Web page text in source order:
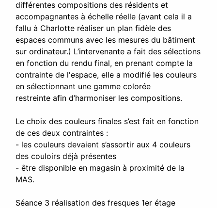
différentes compositions des résidents et
accompagnantes à échelle réelle (avant cela il a
fallu à Charlotte réaliser un plan fidèle des
espaces communs avec les mesures du bâtiment
sur ordinateur.) L’intervenante a fait des sélections
en fonction du rendu final, en prenant compte la
contrainte de l'espace, elle a modifié les couleurs
en sélectionnant une gamme colorée
restreinte afin d’harmoniser les compositions.
Le choix des couleurs finales s’est fait en fonction
de ces deux contraintes :
- les couleurs devaient s’assortir aux 4 couleurs
des couloirs déjà présentes
- être disponible en magasin à proximité de la
MAS.
Séance 3 réalisation des fresques 1er étage